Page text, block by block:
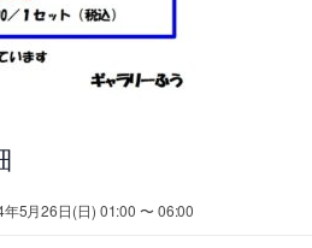
5月26日(日) 01:00 〜 06:00